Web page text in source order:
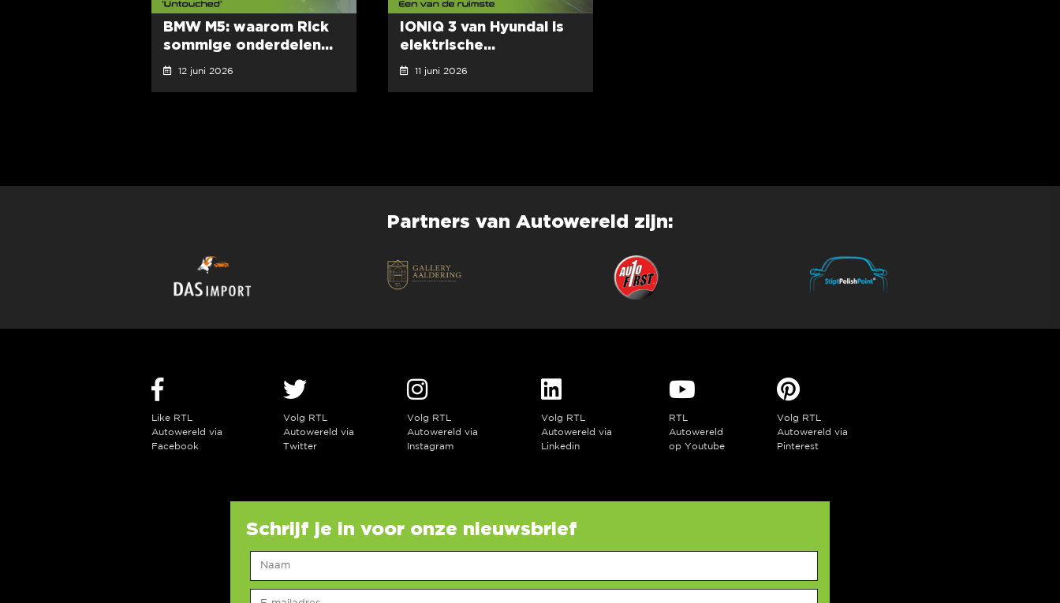
BMW M5: waarom Rick
sommige onderdelen...
12 juni 2026
IONIQ 3 van Hyundai is
elektrische...
11 juni 2026
Partners van Autowereld zijn:
Like RTL
Autowereld via
Facebook
Volg RTL
Autowereld via
Twitter
Volg RTL
Autowereld via
Instagram
Volg RTL
Autowereld via
Linkedin
RTL
Autowereld
op Youtube
Volg RTL
Autowereld via
Pinterest
Schrijf je in voor onze nieuwsbrief